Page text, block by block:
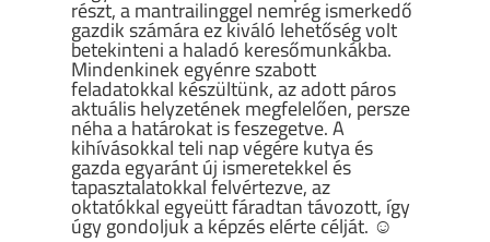
részt, a mantrailinggel nemrég ismerkedő
gazdik számára ez kiváló lehetőség volt
betekinteni a haladó keresőmunkákba.
Mindenkinek egyénre szabott
feladatokkal készültünk, az adott páros
aktuális helyzetének megfelelően, persze
néha a határokat is feszegetve. A
kihívásokkal teli nap végére kutya és
gazda egyaránt új ismeretekkel és
tapasztalatokkal felvértezve, az
oktatókkal egyeütt fáradtan távozott, így
úgy gondoljuk a képzés elérte célját. ☺